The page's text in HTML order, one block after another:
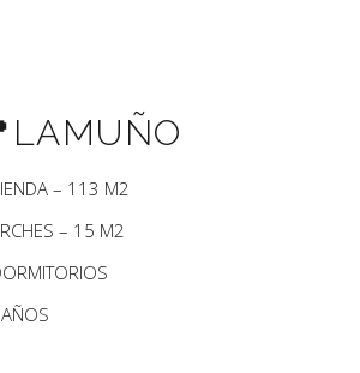
– 113 M2
– 15 M2